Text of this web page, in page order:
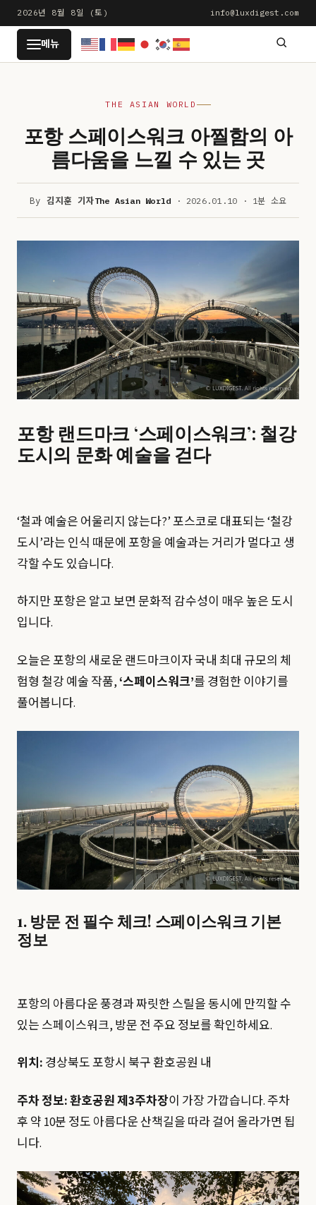
문
로
2026년 8월 8일 (토) info@luxdigest.com
LUXDIGEST
메뉴
THE ASIAN WORLD
포항 스페이스워크 아찔함의 아
름다움을 느낄 수 있는 곳
By 김지훈 기자The Asian World · 2026.01.10 · 1분 소요
포항 랜드마크 ‘스페이스워크’: 철강
도시의 문화 예술을 걷다
‘철과 예술은 어울리지 않는다?’ 포스코로 대표되는 ‘철강
도시’라는 인식 때문에 포항을 예술과는 거리가 멀다고 생
각할 수도 있습니다.
하지만 포항은 알고 보면 문화적 감수성이 매우 높은 도시
입니다.
오늘은 포항의 새로운 랜드마크이자 국내 최대 규모의 체
험형 철강 예술 작품,‘스페이스워크’를 경험한 이야기를
풀어봅니다.
1. 방문 전 필수 체크! 스페이스워크 기본
정보
포항의 아름다운 풍경과 짜릿한 스릴을 동시에 만끽할 수
있는 스페이스워크, 방문 전 주요 정보를 확인하세요.
위치: 경상북도 포항시 북구 환호공원 내
주차 정보:환호공원 제3주차장이 가장 가깝습니다. 주차
후 약 10분 정도 아름다운 산책길을 따라 걸어 올라가면 됩
니다.